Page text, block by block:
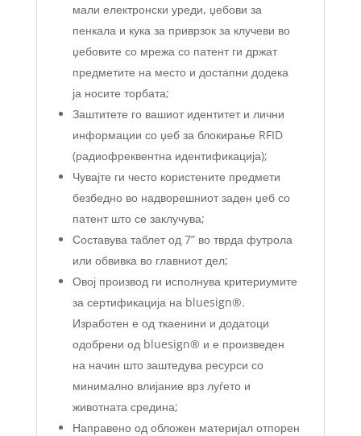
мали електронски уреди, џебови за
пенкала и кука за приврзок за клучеви во
џебовите со мрежа со патент ги држат
предметите на место и достапни додека
ја носите торбата;
Заштитете го вашиот идентитет и лични
информации со џеб за блокирање RFID
(радиофреквентна идентификација);
Чувајте ги често користените предмети
безбедно во надворешниот заден џеб со
патент што се заклучува;
Составува таблет од 7” во тврда футрола
или обвивка во главниот дел;
Овој производ ги исполнува критериумите
за сертификација на bluesign®.
Изработен е од ткаенини и додатоци
одобрени од bluesign® и е произведен
на начин што заштедува ресурси со
минимално влијание врз луѓето и
животната средина;
Направено од обложен материјал отпорен